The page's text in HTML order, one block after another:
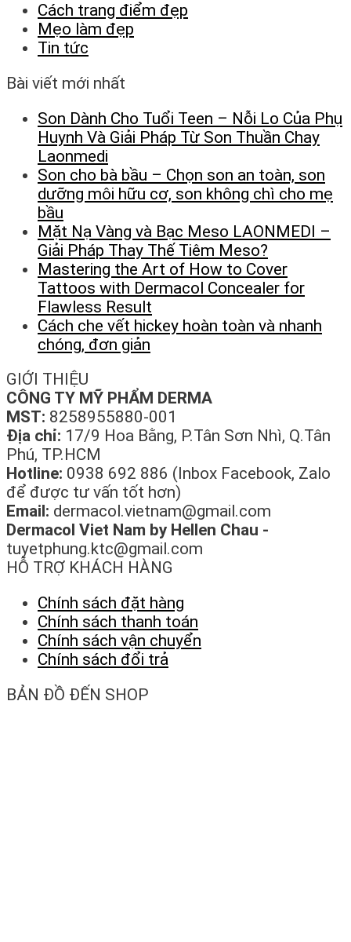
Cách trang điểm đẹp
Mẹo làm đẹp
Tin tức
Bài viết mới nhất
Son Dành Cho Tuổi Teen – Nỗi Lo Của Phụ
Huynh Và Giải Pháp Từ Son Thuần Chay
Laonmedi
Son cho bà bầu – Chọn son an toàn, son
dưỡng môi hữu cơ, son không chì cho mẹ
bầu
Mặt Nạ Vàng và Bạc Meso LAONMEDI –
Giải Pháp Thay Thế Tiêm Meso?
Mastering the Art of How to Cover
Tattoos with Dermacol Concealer for
Flawless Result
Cách che vết hickey hoàn toàn và nhanh
chóng, đơn giản
GIỚI THIỆU
CÔNG TY MỸ PHẨM DERMA
MST: 8258955880-001
Địa chỉ: 17/9 Hoa Bằng, P.Tân Sơn Nhì, Q.Tân
Phú, TP.HCM
Hotline: 0938 692 886 (Inbox Facebook, Zalo
để được tư vấn tốt hơn)
Email: dermacol.vietnam@gmail.com
Dermacol Viet Nam by Hellen Chau -
tuyetphung.ktc@gmail.com
HỖ TRỢ KHÁCH HÀNG
Chính sách đặt hàng
Chính sách thanh toán
Chính sách vận chuyển
Chính sách đổi trả
BẢN ĐỒ ĐẾN SHOP